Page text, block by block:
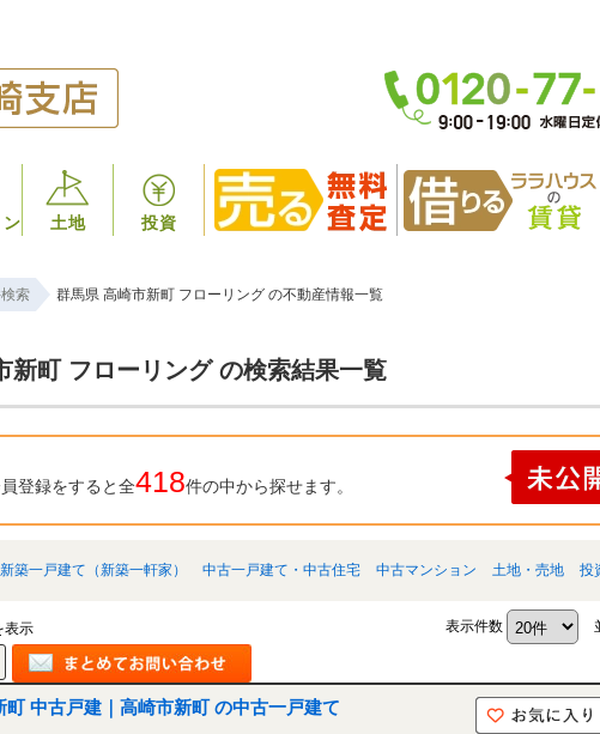
土地 投資
索 群馬県 高崎市新町 フローリング の不動産情報一覧
新町 フローリング の検索結果一覧
登録をすると全418件の中から探せます。
新築一戸建て（新築一軒家） 中古一戸建て・中古住宅 中古マンション 土地・売地 投
表示 表示件数
町 中古戸建｜高崎市新町 の中古一戸建て